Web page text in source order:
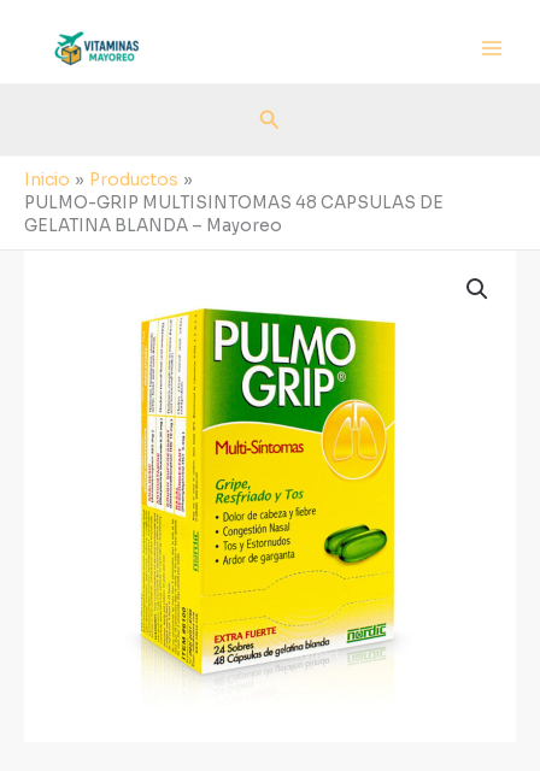
contenido
Buscar
Inicio
Productos
PULMO-GRIP MULTISINTOMAS 48 CAPSULAS DE
GELATINA BLANDA – Mayoreo
MULTISINTOMAS